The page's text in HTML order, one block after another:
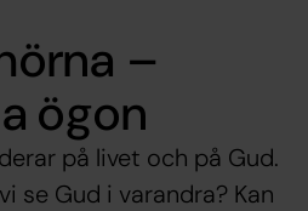
–
ögon
på livet och på Gud.
se Gud i varandra? Kan